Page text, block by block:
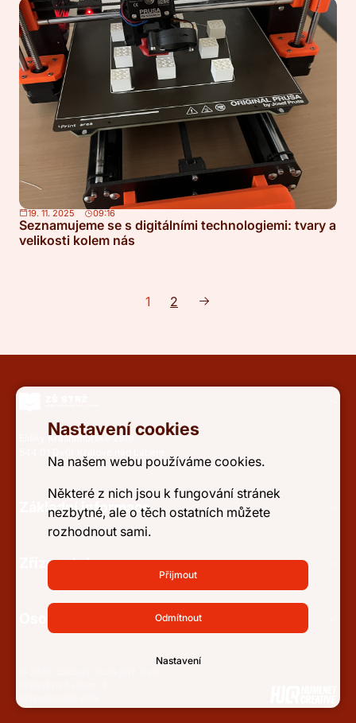
19. 11. 2025 09:16
Seznamujeme se s digitálními technologiemi: tvary a
velikosti kolem nás
1 2
Elišky Krásnohorské 2919
Základní informace
Zřizovatel
Osobní údaje a přístupnost
Nastavení cookies
Na našem webu používáme cookies.
Některé z nich jsou k fungování stránek
nezbytné, ale o těch ostatních můžete
rozhodnout sami.
Přijmout
Odmítnout
Nastavení